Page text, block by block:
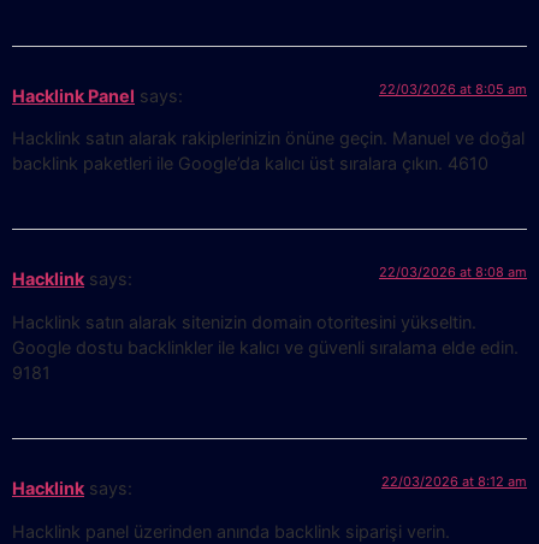
Hacklink Panel says: 22/03/2026 at 8:05 am
Hacklink satın alarak rakiplerinizin önüne geçin. Manuel ve doğal
backlink paketleri ile Google’da kalıcı üst sıralara çıkın. 4610
Hacklink says: 22/03/2026 at 8:08 am
Hacklink satın alarak sitenizin domain otoritesini yükseltin.
Google dostu backlinkler ile kalıcı ve güvenli sıralama elde edin.
9181
Hacklink says: 22/03/2026 at 8:12 am
Hacklink panel üzerinden anında backlink siparişi verin.